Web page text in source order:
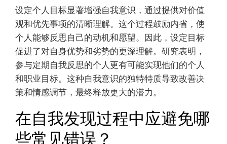
设定个人目标显著增强自我意识，通过提供对价值
观和优先事项的清晰理解。这个过程鼓励内省，使
个人能够反思自己的动机和愿望。因此，设定目标
促进了对自身优势和劣势的更深理解。研究表明，
参与定期自我反思的个人更有可能实现他们的个人
和职业目标。这种自我意识的独特特质导致改善决
策和情感调节，最终释放更大的潜力。
在自我发现过程中应避免哪
些常见错误？